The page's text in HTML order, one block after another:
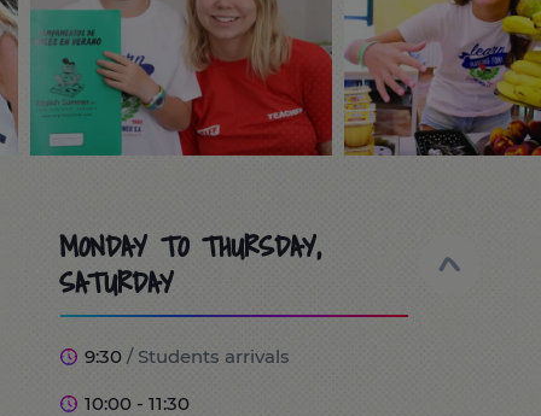
MONDAY TO THURSDAY,
SATURDAY
9:30 / Students arrivals
10:00 - 11:30